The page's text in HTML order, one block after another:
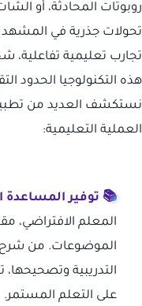
روبوتات المحادثة، أو
تحولات جذرية في المشهد
تجارب تعليمية تفاعلية،
هذه التكنولوجيا الحدود
نستكشف العديد من
العملية التعليمية:
📚 توفير المساعدة
المعلم الافتراضي،
الموضوعات. من شرح
التدريبية
على التعلم المستمر.